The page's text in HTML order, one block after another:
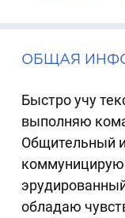
ОБЩАЯ
Быстро учу
выполняю
Общительный
обладаю